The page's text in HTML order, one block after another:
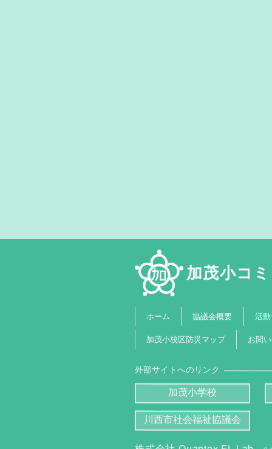
加茂小コ
ホーム 協議会概要 活
加茂小校区防災マップ お問
外部サイトへのリンク
加茂小学校
川西市社会福祉協議会